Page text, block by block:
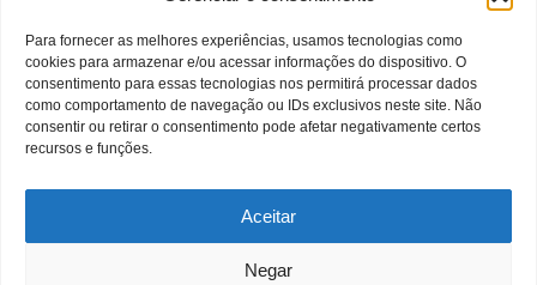
Para fornecer as melhores experiências, usamos tecnologias como
cookies para armazenar e/ou acessar informações do dispositivo. O
consentimento para essas tecnologias nos permitirá processar dados
como comportamento de navegação ou IDs exclusivos neste site. Não
consentir ou retirar o consentimento pode afetar negativamente certos
recursos e funções.
Aceitar
Negar
DASSM® – Disciplined Agile Senior Scrum Master
DAC® – Disciplined Agile Coach
DAVSC® – Disciplined Agile Value Stream Consultant
CAPÍTULO SÃO PAULO BRASIL DO